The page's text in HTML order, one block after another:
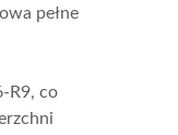
pełne
R9, co